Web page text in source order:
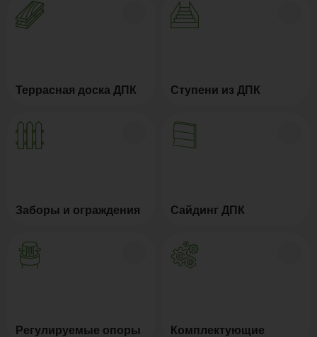
Террасная доска ДПК Ступени из ДПК
Заборы и ограждения Сайдинг ДПК
Регулируемые опоры Комплектующие